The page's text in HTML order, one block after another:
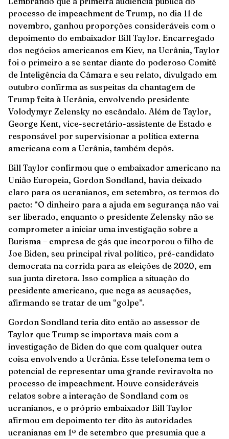
processo de impeachment de Trump, no dia 11 de
novembro, ganhou proporções consideráveis com o
depoimento do embaixador Bill Taylor. Encarregado
dos negócios americanos em Kiev, na Ucrânia, Taylor
foi o primeiro a se sentar diante do poderoso Comitê
de Inteligência da Câmara e seu relato, divulgado em
outubro confirma as suspeitas da chantagem de
Trump feita à Ucrânia, envolvendo presidente
Volodymyr Zelensky no escândalo. Além de Taylor,
George Kent, vice-secretário-assistente de Estado e
responsável por supervisionar a política externa
americana com a Ucrânia, também depôs.
Bill Taylor confirmou que o embaixador americano na
União Europeia, Gordon Sondland, havia deixado
claro para os ucranianos, em setembro, os termos do
pacto: “O dinheiro para a ajuda em segurança não vai
ser liberado, enquanto o presidente Zelensky não se
comprometer a iniciar uma investigação sobre a
Burisma – empresa de gás que incorporou o filho de
Joe Biden, seu principal rival político, pré-candidato
democrata na corrida para as eleições de 2020, em
sua junta diretora. Isso complica a situação do
presidente americano, que nega as acusações,
afirmando se tratar de um “golpe”.
Gordon Sondland teria dito então ao assessor de
Taylor que Trump se importava mais com a
investigação de Biden do que com qualquer outra
coisa envolvendo a Ucrânia. Esse telefonema tem o
potencial de representar uma grande reviravolta no
processo de impeachment. Houve consideráveis
relatos sobre a interação de Sondland com os
ucranianos, e o próprio embaixador Bill Taylor
afirmou em depoimento ter dito às autoridades
ucranianas em 1º de setembro que presumia que a